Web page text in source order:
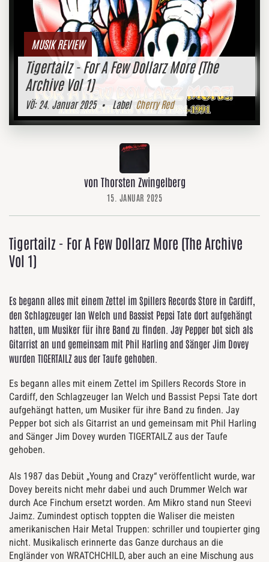
MUSIK REVIEW
Tigertailz - For A Few Dollarz More (The
Archive Vol 1)
VÖ:24. Januar 2025• Label Cherry Red
von Thorsten Zwingelberg
15. JANUAR 2025
Tigertailz - For A Few Dollarz More (The Archive
Vol 1)
Es begann alles mit einem Zettel im Spillers Records Store in Cardiff,
den Schlagzeuger Ian Welch und Bassist Pepsi Tate dort aufgehängt
hatten, um Musiker für ihre Band zu finden. Jay Pepper bot sich als
Gitarrist an und gemeinsam mit Phil Harling and Sänger Jim Dovey
wurden TIGERTAILZ aus der Taufe gehoben.
Es begann alles mit einem Zettel im Spillers Records Store in
Cardiff, den Schlagzeuger Ian Welch und Bassist Pepsi Tate dort
aufgehängt hatten, um Musiker für ihre Band zu finden. Jay
Pepper bot sich als Gitarrist an und gemeinsam mit Phil Harling
and Sänger Jim Dovey wurden TIGERTAILZ aus der Taufe
gehoben.
Als 1987 das Debüt „Young and Crazy“ veröffentlicht wurde, war
Dovey bereits nicht mehr dabei und auch Drummer Welch war
durch Ace Finchum ersetzt worden. Am Mikro stand nun Steevi
Jaimz. Zumindest optisch toppten die Waliser die meisten
amerikanischen Hair Metal Truppen: schriller und toupierter ging
nicht. Musikalisch erinnerte das Ganze durchaus an die
Engländer von WRATCHCHILD, aber auch an eine Mischung aus